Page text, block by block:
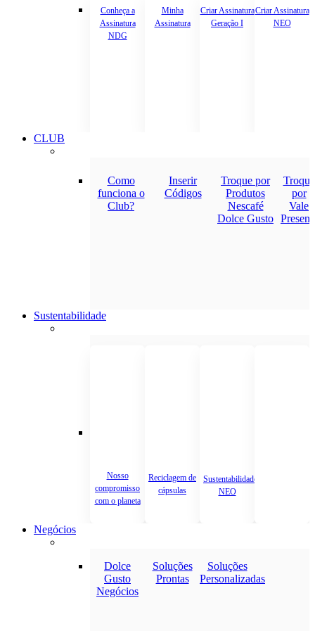
Conheça a
Assinatura
NDG
Minha
Assinatura
Criar Assinatura
Geração I
Criar Assinatura
NEO
CLUB
Como
funciona o
Club?
Inserir
Códigos
Troque por
Produtos
Nescafé
Dolce Gusto
Troque
por
Vale
Sustentabilidade
Nosso
compromisso
com o planeta
Reciclagem de
cápsulas
Sustentabilidade
NEO
Negócios
Dolce
Gusto
Negócios
Soluções
Prontas
Soluções
Personalizadas